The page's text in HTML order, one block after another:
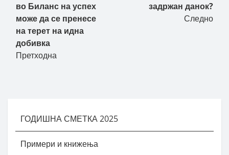
во Биланс на успех
може да се пренесе
на терет на идна
добивка
Претходна
задржан данок?
Следно
ГОДИШНА СМЕТКА 2025
Примери и книжења